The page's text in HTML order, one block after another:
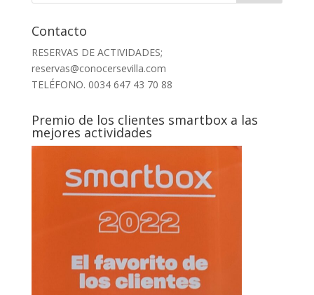
Contacto
RESERVAS DE ACTIVIDADES;
reservas@conocersevilla.com
TELÉFONO. 0034 647 43 70 88
Premio de los clientes smartbox a las
mejores actividades